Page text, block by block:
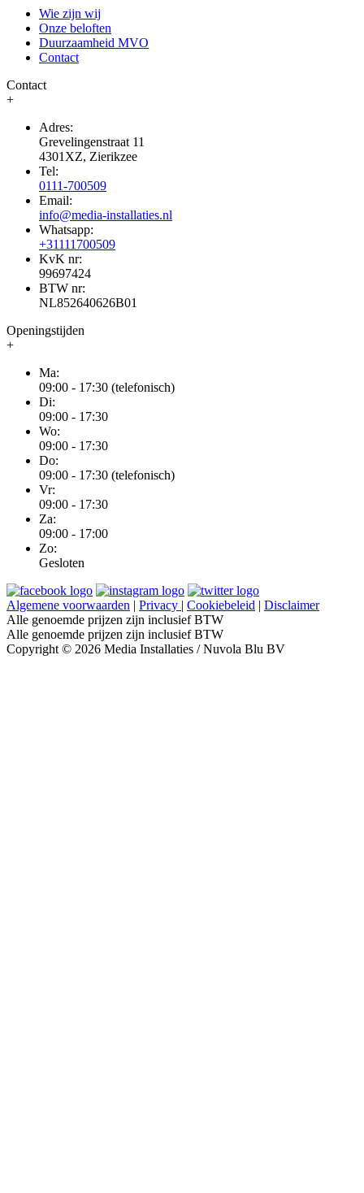
Wie zijn wij
Onze beloften
Duurzaamheid MVO
Contact
Contact
+
Adres:
Grevelingenstraat 11
4301XZ, Zierikzee
Tel:
0111-700509
Email:
info@media-installaties.nl
Whatsapp:
+31111700509
KvK nr:
99697424
BTW nr:
NL852640626B01
Openingstijden
+
Ma:
09:00 - 17:30 (telefonisch)
Di:
09:00 - 17:30
Wo:
09:00 - 17:30
Do:
09:00 - 17:30 (telefonisch)
Vr:
09:00 - 17:30
Za:
09:00 - 17:00
Zo:
Gesloten
Algemene voorwaarden | Privacy | Cookiebeleid | Disclaimer
Alle genoemde prijzen zijn inclusief BTW
Alle genoemde prijzen zijn inclusief BTW
Copyright © 2026 Media Installaties / Nuvola Blu BV